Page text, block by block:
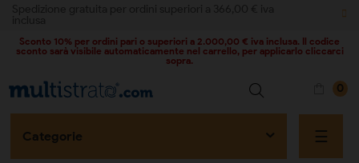
Sconto 10% per ordini pari o superiori a 2.000,00 € iva inclusa. Il codice
sconto sarà visibile automaticamente nel carrello, per applicarlo cliccarci
sopra.
0
Categorie ☰